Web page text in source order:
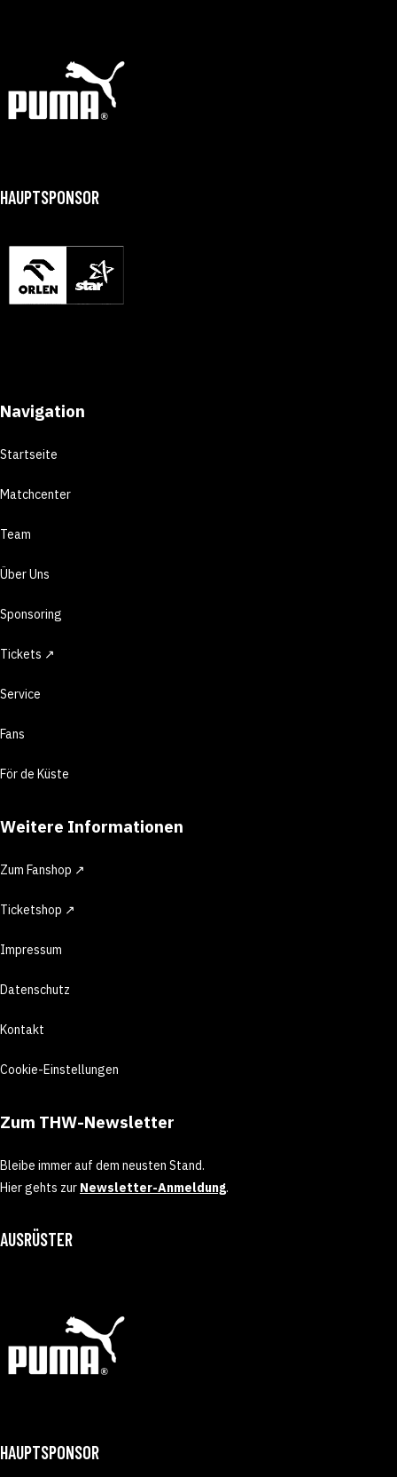
HAUPTSPONSOR
Navigation
Startseite
Matchcenter
Team
Über Uns
Sponsoring
Tickets ↗
Service
Fans
För de Küste
Weitere Informationen
Zum Fanshop ↗
Ticketshop ↗
Impressum
Datenschutz
Kontakt
Cookie-Einstellungen
Zum THW-Newsletter
Bleibe immer auf dem neusten Stand.
Hier gehts zur Newsletter-Anmeldung.
AUSRÜSTER
HAUPTSPONSOR